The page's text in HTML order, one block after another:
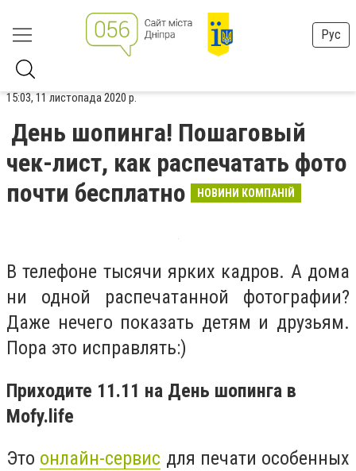
Рус
15:03, 11 листопада 2020 р.
День шопинга! Пошаговый
чек-лист, как распечатать фото
почти бесплатно
НОВИНИ КОМПАНІЙ
В телефоне тысячи ярких кадров. А дома
ни одной распечатанной фотографии?
Даже нечего показать детям и друзьям.
Пора это исправлять:)
Приходите 11.11 на День шопинга в
Mofy.life
Это онлайн-сервис для печати особенных